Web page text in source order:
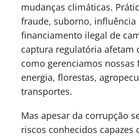
mudanças climáticas.
fraude, suborno, influência
financiamento ilegal de
captura regulatória afetam
como gerenciamos nossas
energia, florestas,
transportes.
Mas apesar da corrupção
riscos conhecidos capazes